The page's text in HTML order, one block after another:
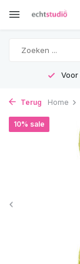
Voor
Terug Home
10% sale